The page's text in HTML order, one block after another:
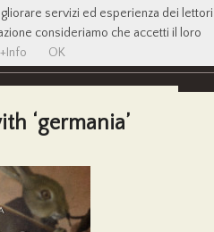
‘germania’
servizi ed esperienza dei
consideriamo che accetti il loro
+Info OK